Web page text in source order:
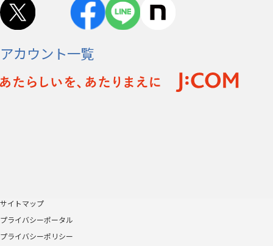
アカウント一覧
サイトマップ
プライバシーポータル
プライバシーポリシー